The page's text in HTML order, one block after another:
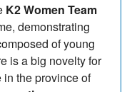
K2 Women Team
demonstrating
of young
is a big novelty for
the province of